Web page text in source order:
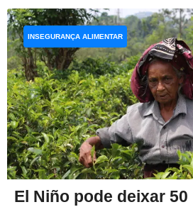
El Niño pode deixar
INSEGURANÇA ALIMENTAR